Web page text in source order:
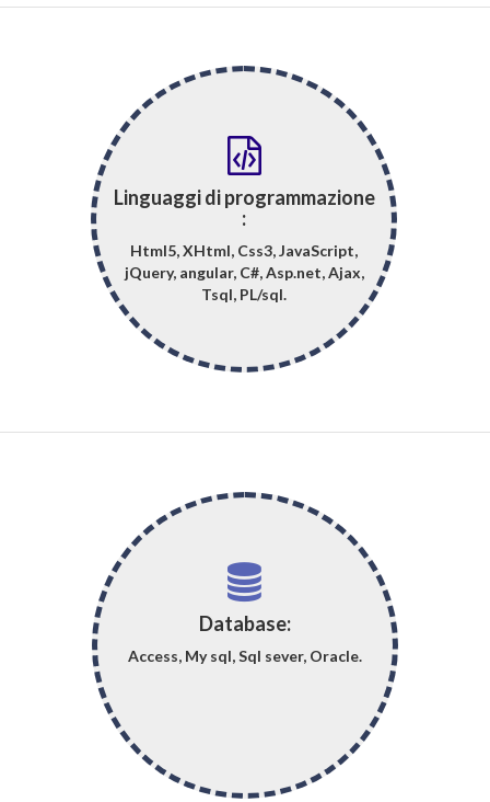
Linguaggi di programmazione
:
Html5, XHtml, Css3, JavaScript,
jQuery, angular, C#, Asp.net, Ajax,
Tsql, PL/sql.
Database:
Access, My sql, Sql sever, Oracle.